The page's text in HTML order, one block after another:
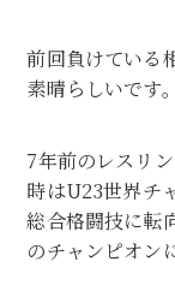
前回負けている
素晴らしいです。
7年前のレスリ
時はU23世界チ
総合格闘技に転
のチャンピオン